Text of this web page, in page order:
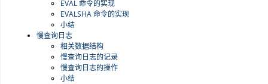
EVAL 命令的实现
EVALSHA 命令的实现
小结
慢查询日志
相关数据结构
慢查询日志的记录
慢查询日志的操作
小结